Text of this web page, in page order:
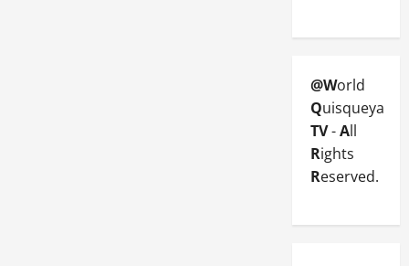
@World
Quisqueya
TV-All
Rights
Reserved.